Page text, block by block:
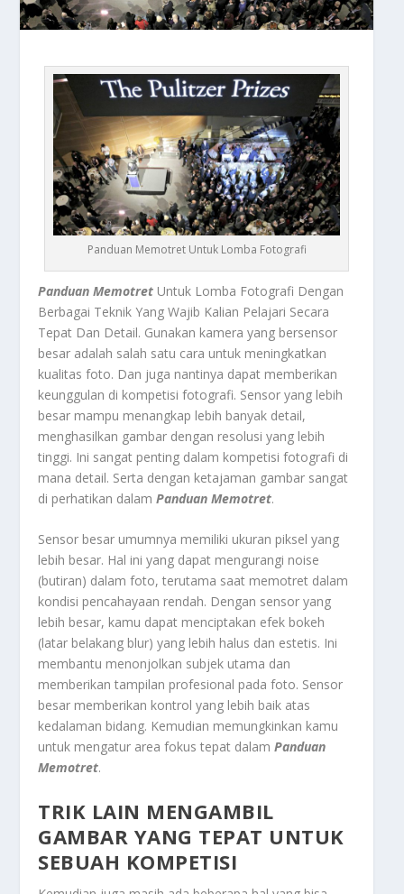
Panduan Memotret Untuk Lomba Fotografi
Panduan Memotret Untuk Lomba Fotografi Dengan
Berbagai Teknik Yang Wajib Kalian Pelajari Secara
Tepat Dan Detail. Gunakan kamera yang bersensor
besar adalah salah satu cara untuk meningkatkan
kualitas foto. Dan juga nantinya dapat memberikan
keunggulan di kompetisi fotografi. Sensor yang lebih
besar mampu menangkap lebih banyak detail,
menghasilkan gambar dengan resolusi yang lebih
tinggi. Ini sangat penting dalam kompetisi fotografi di
mana detail. Serta dengan ketajaman gambar sangat
di perhatikan dalamPanduan Memotret.
Sensor besar umumnya memiliki ukuran piksel yang
lebih besar. Hal ini yang dapat mengurangi noise
(butiran) dalam foto, terutama saat memotret dalam
kondisi pencahayaan rendah. Dengan sensor yang
lebih besar, kamu dapat menciptakan efek bokeh
(latar belakang blur) yang lebih halus dan estetis. Ini
membantu menonjolkan subjek utama dan
memberikan tampilan profesional pada foto. Sensor
besar memberikan kontrol yang lebih baik atas
kedalaman bidang. Kemudian memungkinkan kamu
untuk mengatur area fokus tepat dalamPanduan
Memotret.
TRIK LAIN MENGAMBIL
GAMBAR YANG TEPAT UNTUK
SEBUAH KOMPETISI